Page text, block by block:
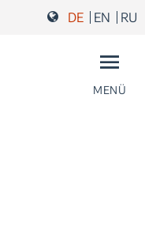
DE EN RU
MENÜ